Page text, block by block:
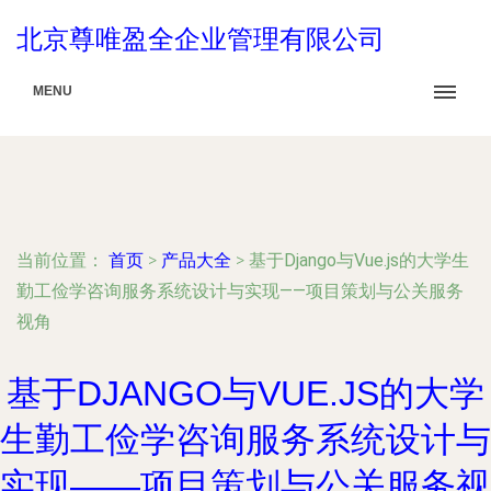
北京尊唯盈全企业管理有限公司
MENU
当前位置： 首页 > 产品大全 > 基于Django与Vue.js的大学生
勤工俭学咨询服务系统设计与实现——项目策划与公关服务
视角
基于DJANGO与VUE.JS的大学
生勤工俭学咨询服务系统设计与